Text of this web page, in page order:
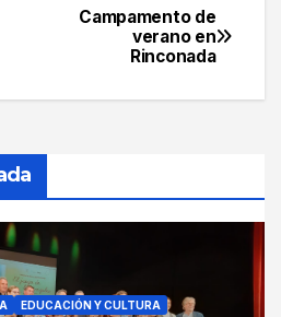
Campamento de
verano en
Rinconada
EDUCACIÓN Y CULTURA